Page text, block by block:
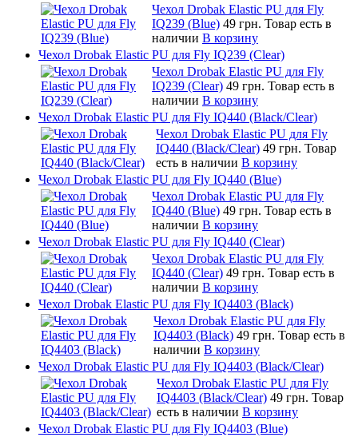
Чехол Drobak Elastic PU для Fly
IQ239 (Blue) 49 грн. Товар есть в
наличии В корзину
Чехол Drobak Elastic PU для Fly IQ239 (Clear)
Чехол Drobak Elastic PU для Fly
IQ239 (Clear) 49 грн. Товар есть в
наличии В корзину
Чехол Drobak Elastic PU для Fly IQ440 (Black/Clear)
Чехол Drobak Elastic PU для Fly
IQ440 (Black/Clear) 49 грн. Товар
есть в наличии В корзину
Чехол Drobak Elastic PU для Fly IQ440 (Blue)
Чехол Drobak Elastic PU для Fly
IQ440 (Blue) 49 грн. Товар есть в
наличии В корзину
Чехол Drobak Elastic PU для Fly IQ440 (Clear)
Чехол Drobak Elastic PU для Fly
IQ440 (Clear) 49 грн. Товар есть в
наличии В корзину
Чехол Drobak Elastic PU для Fly IQ4403 (Black)
Чехол Drobak Elastic PU для Fly
IQ4403 (Black) 49 грн. Товар есть в
наличии В корзину
Чехол Drobak Elastic PU для Fly IQ4403 (Black/Clear)
Чехол Drobak Elastic PU для Fly
IQ4403 (Black/Clear) 49 грн. Товар
есть в наличии В корзину
Чехол Drobak Elastic PU для Fly IQ4403 (Blue)